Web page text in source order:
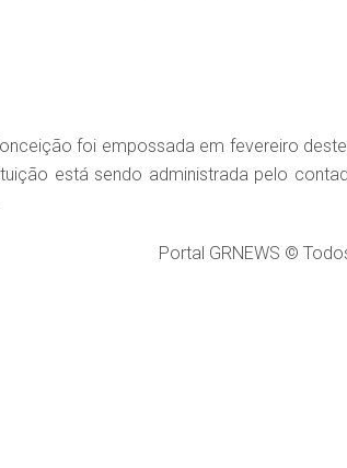
foi empossada em fevereiro
está sendo administrada pelo
Portal GRNEWS ©